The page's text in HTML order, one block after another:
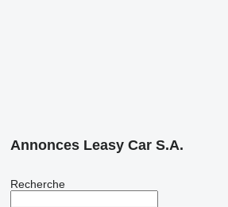
Annonces Leasy Car S.A.
Recherche